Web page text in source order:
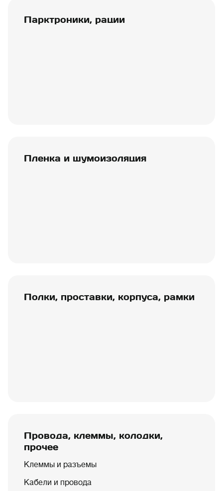
Парктроники, рации
Пленка и шумоизоляция
Полки, проставки, корпуса, рамки
Провода, клеммы, колодки,
прочее
Клеммы и разъемы
Кабели и провода